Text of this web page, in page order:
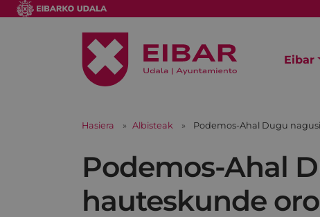
Eibar
Hasiera Albisteak Podemos-Ahal Dugu
Podemos-Ahal
hauteskunde